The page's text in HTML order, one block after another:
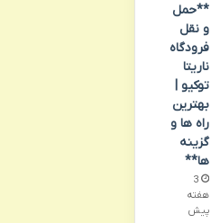
**حمل
و نقل
فرودگاه
ناریتا
توکیو |
بهترین
راه ها و
گزینه
ها**
3
هفته
پیش